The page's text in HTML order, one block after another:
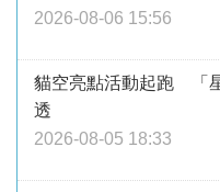
2026-08-06 15:56
貓空亮點活動起跑 「
透
2026-08-05 18:33